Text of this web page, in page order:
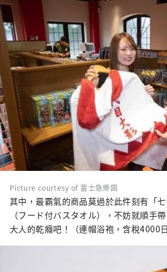
Picture courtesy of 富士急樂園
其中，最霸氣的商品莫過於此件刻有「
（フード付バスタオル），不妨就順手
大人的乾癮吧！（連帽浴袍，含稅4000日